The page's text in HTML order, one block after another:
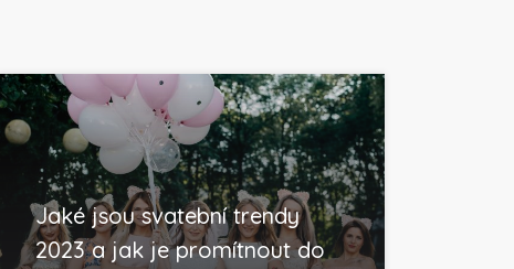
Jaké jsou svatební trendy
2023 a jak je promítnout do